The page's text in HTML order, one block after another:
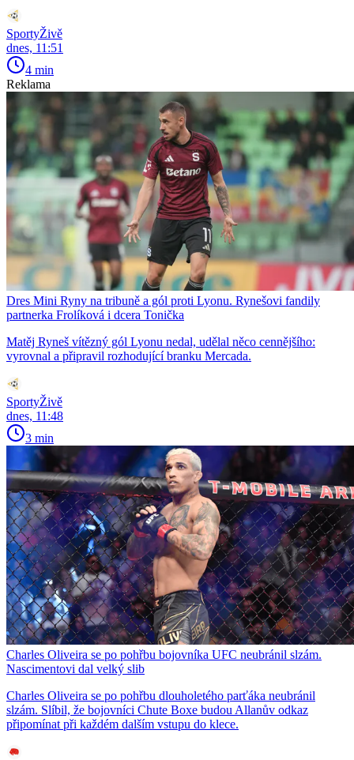
SportyŽivě
dnes, 11:51
4 min
Reklama
Dres Mini Ryny na tribuně a gól proti Lyonu. Rynešovi fandily
partnerka Frolíková i dcera Tonička
Matěj Ryneš vítězný gól Lyonu nedal, udělal něco cennějšího:
vyrovnal a připravil rozhodující branku Mercada.
SportyŽivě
dnes, 11:48
3 min
Charles Oliveira se po pohřbu bojovníka UFC neubránil slzám.
Nascimentovi dal velký slib
Charles Oliveira se po pohřbu dlouholetého parťáka neubránil
slzám. Slíbil, že bojovníci Chute Boxe budou Allanův odkaz
připomínat při každém dalším vstupu do klece.